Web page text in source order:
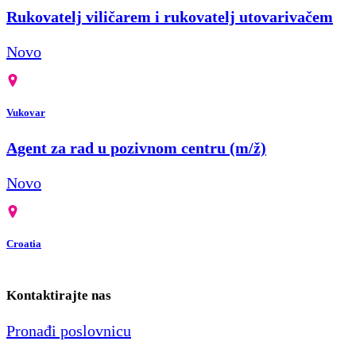
Rukovatelj viličarem i rukovatelj utovarivačem
Novo
Vukovar
Agent za rad u pozivnom centru (m/ž)
Novo
Croatia
Kontaktirajte nas
Pronađi poslovnicu